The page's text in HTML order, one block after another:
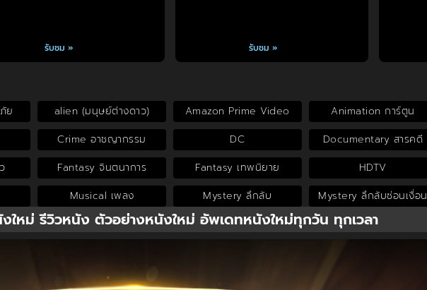
รับชม » รับชม »
ย alien (มนุษย์ต่างดาว) Amazon Prime Video Animation การ์ตูน
Crime อาชญากรรม DC Documentary สารคดี
Fantasy จินตนาการ Fantasy เทพนิยาย HDTV
Musical เพลง Mystery ลึกลับ Mystery ลึกลับซ่อนเงื่อน
ใหม่ รีวิวหนัง ตัวอย่างหนังใหม่ อัพเดทหนังใหม่ทุกวัน ทุกเวลา